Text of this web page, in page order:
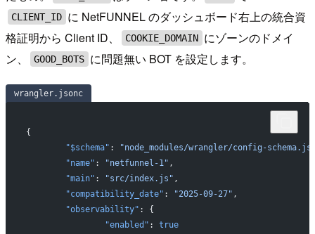
CLIENT_ID に NetFUNNEL のダッシュボード右上の統合資
格証明から Client ID、
COOKIE_DOMAIN にゾーンのドメイ
ン、
GOOD_BOTS に問題無い BOT を設定します。
wrangler.jsonc
{
        "$schema"
:
"node_modules/wrangler/config-
        "name"
: "netfunnel-1" ,
        "main"
: "src/index.js" ,
        "compatibility_date"
: "2025-09-27" ,
        "observability"
: {
                "enabled"
: true